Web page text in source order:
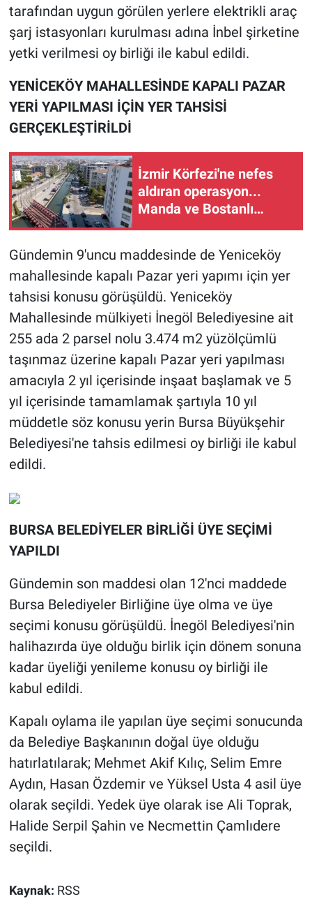
tarafından uygun görülen yerlere elektrikli araç
şarj istasyonları kurulması adına İnbel şirketine
yetki verilmesi oy birliği ile kabul edildi.
YENİCEKÖY MAHALLESİNDE KAPALI PAZAR
YERİ YAPILMASI İÇİN YER TAHSİSİ
GERÇEKLEŞTİRİLDİ
İzmir Körfezi'ne nefes
aldıran operasyon...
Manda ve Bostanlı
Gündemin 9'uncu maddesinde de Yeniceköy
mahallesinde kapalı Pazar yeri yapımı için yer
tahsisi konusu görüşüldü. Yeniceköy
Mahallesinde mülkiyeti İnegöl Belediyesine ait
255 ada 2 parsel nolu 3.474 m2 yüzölçümlü
taşınmaz üzerine kapalı Pazar yeri yapılması
amacıyla 2 yıl içerisinde inşaat başlamak ve 5
yıl içerisinde tamamlamak şartıyla 10 yıl
müddetle söz konusu yerin Bursa Büyükşehir
Belediyesi'ne tahsis edilmesi oy birliği ile kabul
edildi.
BURSA BELEDİYELER BİRLİĞİ ÜYE SEÇİMİ
YAPILDI
Gündemin son maddesi olan 12'nci maddede
Bursa Belediyeler Birliğine üye olma ve üye
seçimi konusu görüşüldü. İnegöl Belediyesi'nin
halihazırda üye olduğu birlik için dönem sonuna
kadar üyeliği yenileme konusu oy birliği ile
kabul edildi.
Kapalı oylama ile yapılan üye seçimi sonucunda
da Belediye Başkanının doğal üye olduğu
hatırlatılarak; Mehmet Akif Kılıç, Selim Emre
Aydın, Hasan Özdemir ve Yüksel Usta 4 asil üye
olarak seçildi. Yedek üye olarak ise Ali Toprak,
Halide Serpil Şahin ve Necmettin Çamlıdere
seçildi.
Kaynak: RSS